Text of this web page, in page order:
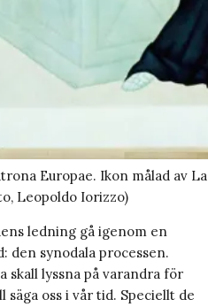
Europae. Ikon målad av
Leopoldo Iorizzo)
ledning gå igenom en
den synodala processen.
skall lyssna på varandra för
säga oss i vår tid. Speciellt de